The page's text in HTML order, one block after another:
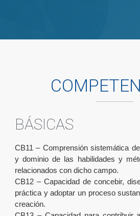
BÁSICAS
CB11 – Comprensión sistemática
y dominio de las habilidades y
relacionados con dicho campo.
CB12 – Capacidad de concebir,
práctica y adoptar un proceso
creación.